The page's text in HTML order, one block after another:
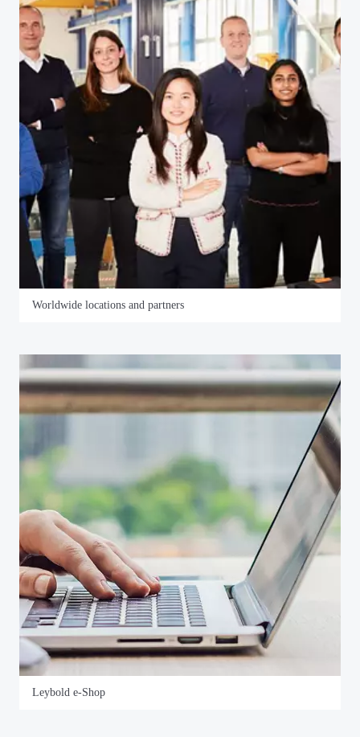
Worldwide locations and partners
Leybold e-Shop